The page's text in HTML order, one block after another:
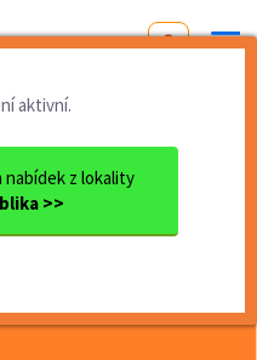
aktivní.
nabídek z lokality
>>
okres Břeclav
pošty ...
pošty